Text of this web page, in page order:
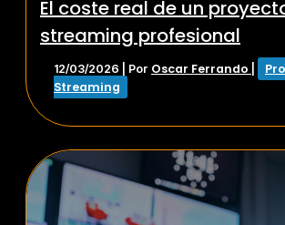
El coste real de un
streaming profesional
12/03/2026 | Por Oscar Ferrando
Streaming